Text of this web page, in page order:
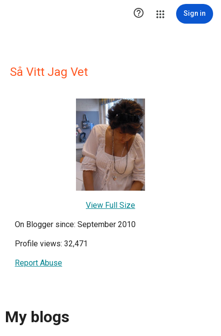
 Sign in
Så Vitt Jag Vet
View Full Size
On Blogger since: September 2010
Profile views: 32,471
Report Abuse
My blogs